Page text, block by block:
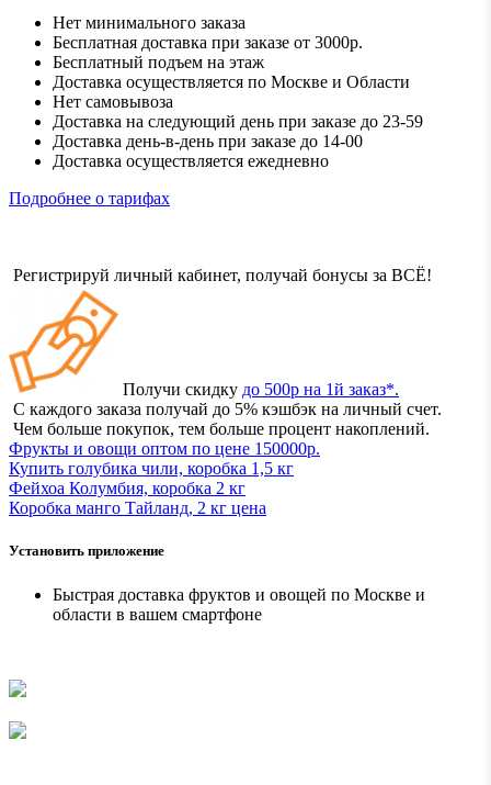
Нет минимального заказа
Бесплатная доставка при заказе от 3000р.
Бесплатный подъем на этаж
Доставка осуществляется по Москве и Области
Нет самовывоза
Доставка на следующий день при заказе до 23-59
Доставка день-в-день при заказе до 14-00
Доставка осуществляется ежедневно
Подробнее о тарифах
Регистрируй личный кабинет, получай бонусы за ВСЁ!
Получи скидку до 500р на 1й заказ*.
С каждого заказа получай до 5% кэшбэк на личный счет.
Чем больше покупок, тем больше процент накоплений.
Фрукты и овощи оптом по цене 150000р.
Купить голубика чили, коробка 1,5 кг
Фейхоа Колумбия, коробка 2 кг
Коробка манго Тайланд, 2 кг ценa
Установить приложение
Быстрая доставка фруктов и овощей по Москве и
области в вашем смартфоне